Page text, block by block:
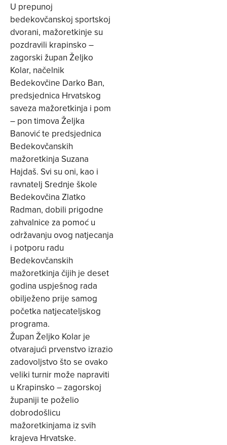
U prepunoj
bedekovčanskoj sportskoj
dvorani, mažoretkinje su
pozdravili krapinsko –
zagorski župan Željko
Kolar, načelnik
Bedekovčine Darko Ban,
predsjednica Hrvatskog
saveza mažoretkinja i pom
– pon timova Željka
Banović te predsjednica
Bedekovčanskih
mažoretkinja Suzana
Hajdaš. Svi su oni, kao i
ravnatelj Srednje škole
Bedekovčina Zlatko
Radman, dobili prigodne
zahvalnice za pomoć u
održavanju ovog natjecanja
i potporu radu
Bedekovčanskih
mažoretkinja čijih je deset
godina uspješnog rada
obilježeno prije samog
početka natjecateljskog
programa.
Župan Željko Kolar je
otvarajući prvenstvo izrazio
zadovoljstvo što se ovako
veliki turnir može napraviti
u Krapinsko – zagorskoj
županiji te poželio
dobrodošlicu
mažoretkinjama iz svih
krajeva Hrvatske.